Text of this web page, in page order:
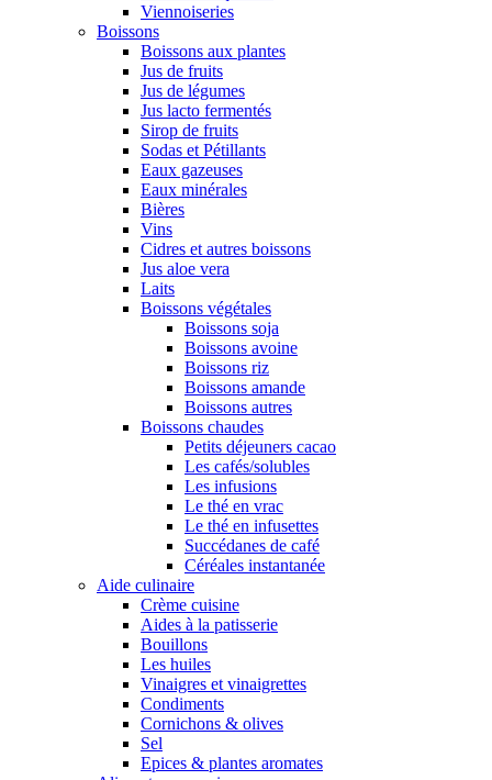
Viennoiseries
Boissons
Boissons aux plantes
Jus de fruits
Jus de légumes
Jus lacto fermentés
Sirop de fruits
Sodas et Pétillants
Eaux gazeuses
Eaux minérales
Bières
Vins
Cidres et autres boissons
Jus aloe vera
Laits
Boissons végétales
Boissons soja
Boissons avoine
Boissons riz
Boissons amande
Boissons autres
Boissons chaudes
Petits déjeuners cacao
Les cafés/solubles
Les infusions
Le thé en vrac
Le thé en infusettes
Succédanes de café
Céréales instantanée
Aide culinaire
Crème cuisine
Aides à la patisserie
Bouillons
Les huiles
Vinaigres et vinaigrettes
Condiments
Cornichons & olives
Sel
Epices & plantes aromates